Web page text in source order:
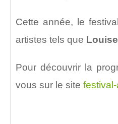
Cette année, le
artistes tels que
Pour découvrir la
vous sur le site